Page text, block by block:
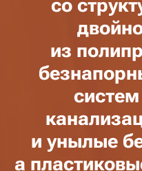
со
из
и унылые
а